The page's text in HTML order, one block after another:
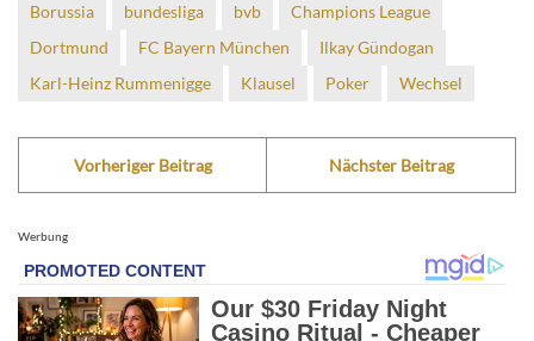
Borussia bundesliga bvb
Champions League
Dortmund
FC Bayern München
Ilkay Gündogan
Karl-Heinz Rummenigge
Klausel Poker Wechsel
Vorheriger Beitrag Nächster Beitrag
Werbung